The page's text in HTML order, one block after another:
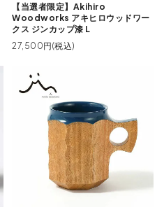
【当選者限定】Akihiro
Woodworks アキヒロウッドワー
クス ジンカップ漆 L
27,500円(税込)